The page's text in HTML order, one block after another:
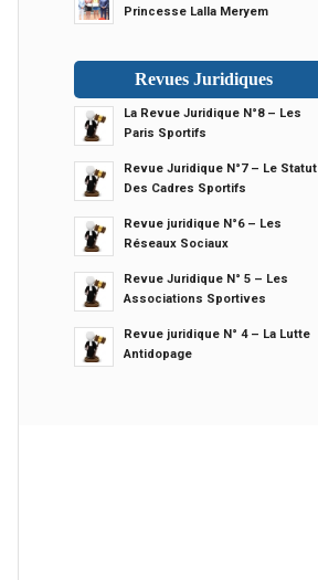
Princesse Lalla Meryem
Revues Juridiques
La Revue Juridique N°8 – Les
Paris Sportifs
Revue Juridique N°7 – Le Statut
Des Cadres Sportifs
Revue juridique N°6 – Les
Réseaux Sociaux
Revue Juridique N° 5 – Les
Associations Sportives
Revue juridique N° 4 – La Lutte
Antidopage